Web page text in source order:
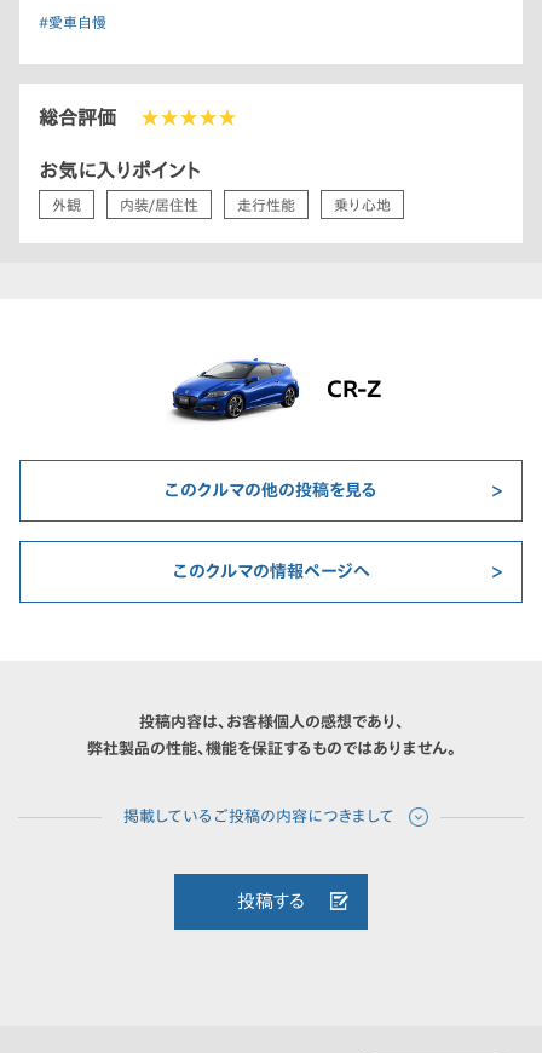
#愛車自慢
総合評価 ★★★★★
お気に入りポイント
外観 内装/居住性 走行性能 乗り心地
CR-Z
このクルマの他の投稿を見る
このクルマの情報ページへ
投稿内容は、お客様個人の感想であり、
弊社製品の性能、機能を保証するものではありません。
投稿する